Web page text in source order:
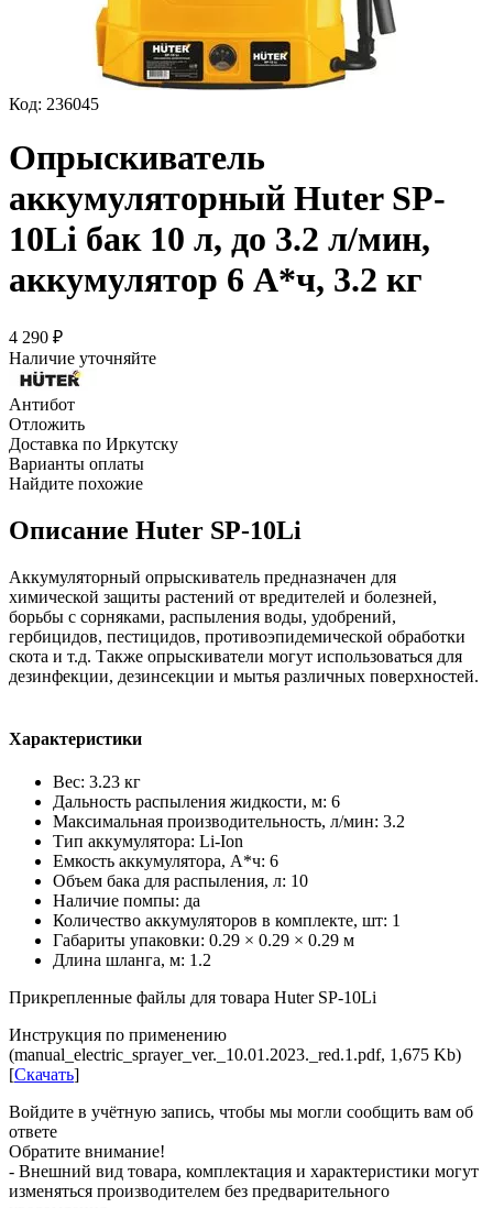
Код: 236045
Опрыскиватель
аккумуляторный Huter SP-
10Li бак 10 л, до 3.2 л/мин,
аккумулятор 6 А*ч, 3.2 кг
4 290 ₽
Наличие уточняйте
Антибот
Отложить
Доставка по Иркутску
Варианты оплаты
Найдите похожие
Описание Huter SP-10Li
Аккумуляторный опрыскиватель предназначен для
химической защиты растений от вредителей и болезней,
борьбы с сорняками, распыления воды, удобрений,
гербицидов, пестицидов, противоэпидемической обработки
скота и т.д. Также опрыскиватели могут использоваться для
дезинфекции, дезинсекции и мытья различных поверхностей.
Характеристики
Вес: 3.23 кг
Дальность распыления жидкости, м: 6
Максимальная производительность, л/мин: 3.2
Тип аккумулятора: Li-Ion
Емкость аккумулятора, А*ч: 6
Объем бака для распыления, л: 10
Наличие помпы: да
Количество аккумуляторов в комплекте, шт: 1
Габариты упаковки: 0.29 × 0.29 × 0.29 м
Длина шланга, м: 1.2
Прикрепленные файлы для товара Huter SP-10Li
Инструкция по применению
(manual_electric_sprayer_ver._10.01.2023._red.1.pdf, 1,675 Kb)
[Скачать]
Войдите в учётную запись, чтобы мы могли сообщить вам об
ответе
Обратите внимание!
- Внешний вид товара, комплектация и характеристики могут
изменяться производителем без предварительного